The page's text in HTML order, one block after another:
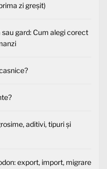
zi greșit)
gard: Cum alegi corect
aditivi, tipuri și
export, import, migrare